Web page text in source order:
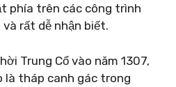
phía trên các công trình
rất dễ nhận biết.
Trung Cổ vào năm 1307,
tháp canh gác trong